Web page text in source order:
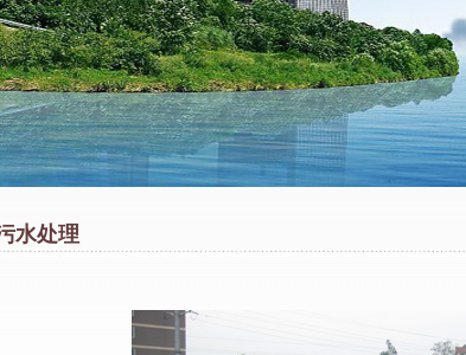
水处理